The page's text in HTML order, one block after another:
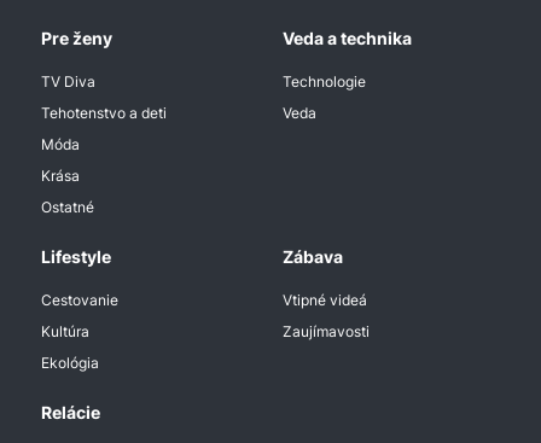
Pre ženy
TV Diva
Tehotenstvo a deti
Móda
Krása
Ostatné
Veda a technika
Technologie
Veda
Lifestyle
Cestovanie
Kultúra
Ekológia
Zábava
Vtipné videá
Zaujímavosti
Relácie